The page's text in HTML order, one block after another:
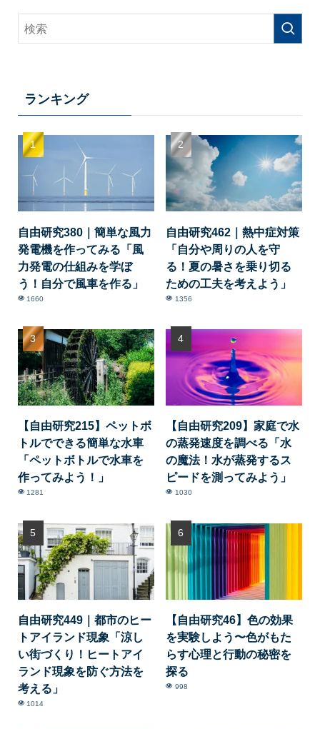
ランキング
自由研究380｜簡単な風力
発電機を作ってみる「風
力発電の仕組みを学ぼ
う！自分で風車を作る」
1660
自由研究462｜熱中症対策
「自分や周りの人を守
る！夏の暑さを乗り切る
ための工夫を考えよう」
1356
【自由研究215】ペットボ
トルでできる簡単な水車
「ペットボトルで水車を
作ってみよう！」
1281
【自由研究209】家庭で水
の蒸発速度を調べる「水
の魔法！水が蒸発するス
ピードを測ってみよう」
1030
自由研究449｜都市のヒー
トアイランド現象「涼し
い街づくり！ヒートアイ
ランド現象を防ぐ方法を
考える」
1014
【自由研究46】色の効果
を実験しよう〜色がもた
らす心理と行動の秘密を
探る
998